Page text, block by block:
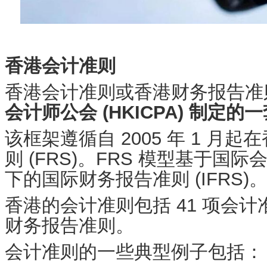
香港会计准则
香港会计准则或香港财务报告
会计师公会 (HKICPA) 制定的
该框架遵循自 2005 年 1 月起
则 (FRS)。FRS 模型基于国际
下的国际财务报告准则 (IFRS)。
香港的会计准则包括 41 项会计
财务报告准则。
会计准则的一些典型例子包括：